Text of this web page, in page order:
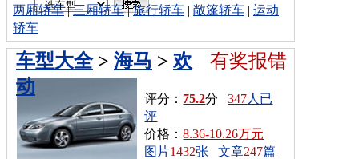
两厢轿车|三厢轿车|旅行轿车 | 敞篷轿车 | 运动
轿车
有奖报错
车型大全> 海马 > 欢
动
评分： 75.2分347人已
评
价格：8.36-10.26万元
图片1432张 文章247篇